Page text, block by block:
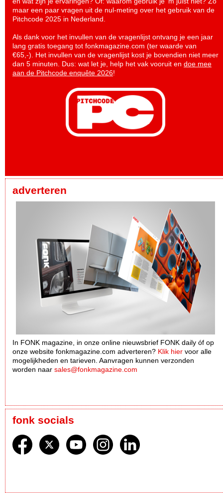
maar een paar vragen uit de nul-meting over het gebruik van de
Pitchcode 2025 in Nederland.
Als dank voor het invullen van de vragenlijst ontvang je een jaar
lang gratis toegang tot fonkmagazine.com (ter waarde van
€65,-). Het invullen van de vragenlijst kost je bovendien niet meer
dan 5 minuten. Dus: wat let je, help het vak vooruit en doe mee
aan de Pitchcode enquête 2026!
adverteren
In FONK magazine, in onze online nieuwsbrief FONK daily óf op
onze website fonkmagazine.com adverteren? Klik hier voor alle
mogelijkheden en tarieven. Aanvragen kunnen verzonden
worden naar sales@fonkmagazine.com
fonk socials